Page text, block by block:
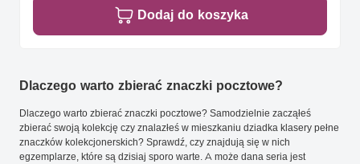
Dodaj do koszyka
Dlaczego warto zbierać znaczki pocztowe?
Dlaczego warto zbierać znaczki pocztowe? Samodzielnie zacząłeś
zbierać swoją kolekcję czy znalazłeś w mieszkaniu dziadka klasery pełne
znaczków kolekcjonerskich? Sprawdź, czy znajdują się w nich
egzemplarze, które są dzisiaj sporo warte. A może dana seria jest